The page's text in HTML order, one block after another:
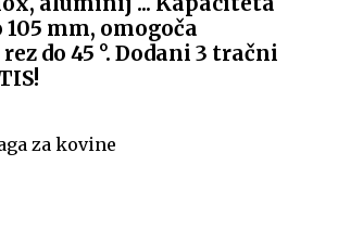
105 mm, omogoča
do 45 °. Dodani 3 tračni